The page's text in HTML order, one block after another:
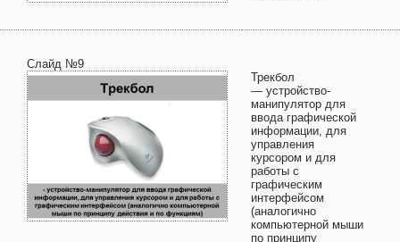
Слайд №9
Трекбол
— устройство-
манипулятор для
ввода графической
информации, для
управления
курсором и для
работы с
графическим
интерфейсом
(аналогично
компьютерной мыши
по принципу